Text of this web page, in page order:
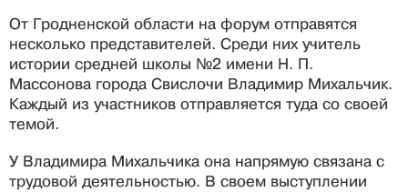
От Гродненской области на форум отправятся
несколько представителей. Среди них учитель
истории средней школы №2 имени Н. П.
Массонова города Свислочи Владимир Михальчик.
Каждый из участников отправляется туда со своей
темой.
У Владимира Михальчика она напрямую связана с
трудовой деятельностью. В своем выступлении